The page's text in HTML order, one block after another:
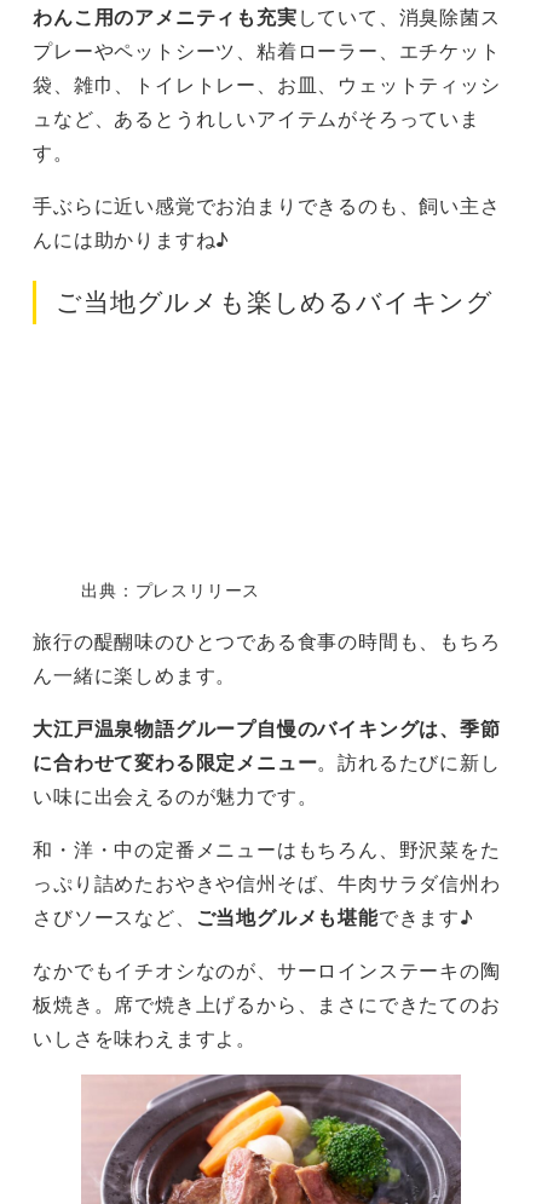
わんこ用のアメニティも充実していて、消臭除菌ス
プレーやペットシーツ、粘着ローラー、エチケット
袋、雑巾、トイレトレー、お皿、ウェットティッシ
ュなど、あるとうれしいアイテムがそろっていま
す。
手ぶらに近い感覚でお泊まりできるのも、飼い主さ
んには助かりますね♪
ご当地グルメも楽しめるバイキング
出典：プレスリリース
旅行の醍醐味のひとつである食事の時間も、もちろ
ん一緒に楽しめます。
大江戸温泉物語グループ自慢のバイキングは、季節
に合わせて変わる限定メニュー。訪れるたびに新し
い味に出会えるのが魅力です。
和・洋・中の定番メニューはもちろん、野沢菜をた
っぷり詰めたおやきや信州そば、牛肉サラダ信州わ
さびソースなど、
ご当地グルメも堪能できます♪
なかでもイチオシなのが、サーロインステーキの陶
板焼き。席で焼き上げるから、まさにできたてのお
いしさを味わえますよ。